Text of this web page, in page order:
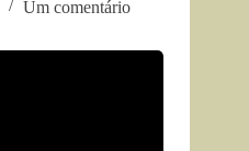
Um comentário